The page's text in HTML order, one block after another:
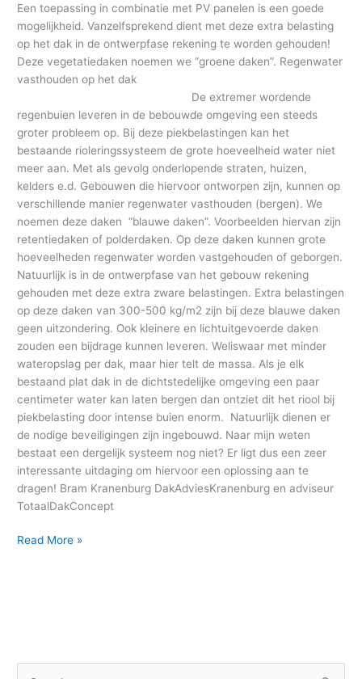
Een toepassing in combinatie met PV panelen is een goede
mogelijkheid. Vanzelfsprekend dient met deze extra belasting
op het dak in de ontwerpfase rekening te worden gehouden!
Deze vegetatiedaken noemen we “groene daken”. Regenwater
vasthouden op het dak
De extremer wordende
regenbuien leveren in de bebouwde omgeving een steeds
groter probleem op. Bij deze piekbelastingen kan het
bestaande rioleringssysteem de grote hoeveelheid water niet
meer aan. Met als gevolg onderlopende straten, huizen,
kelders e.d. Gebouwen die hiervoor ontworpen zijn, kunnen op
verschillende manier regenwater vasthouden (bergen). We
noemen deze daken “blauwe daken”. Voorbeelden hiervan zijn
retentiedaken of polderdaken. Op deze daken kunnen grote
hoeveelheden regenwater worden vastgehouden of geborgen.
Natuurlijk is in de ontwerpfase van het gebouw rekening
gehouden met deze extra zware belastingen. Extra belastingen
op deze daken van 300-500 kg/m2 zijn bij deze blauwe daken
geen uitzondering. Ook kleinere en lichtuitgevoerde daken
zouden een bijdrage kunnen leveren. Weliswaar met minder
wateropslag per dak, maar hier telt de massa. Als je elk
bestaand plat dak in de dichtstedelijke omgeving een paar
centimeter water kan laten bergen dan ontziet dit het riool bij
piekbelasting door intense buien enorm. Natuurlijk dienen er
de nodige beveiligingen zijn ingebouwd. Naar mijn weten
bestaat een dergelijk systeem nog niet? Er ligt dus een zeer
interessante uitdaging om hiervoor een oplossing aan te
dragen! Bram Kranenburg DakAdviesKranenburg en adviseur
TotaalDakConcept
Read More »